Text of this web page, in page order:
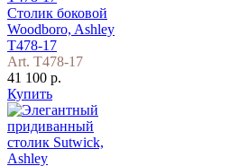
Столик боковой
Woodboro, Ashley
T478-17
Art. T478-17
41 100 р.
Купить